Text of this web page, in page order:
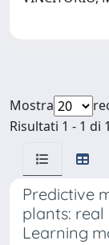
Mostra
Risultati 1 - 1 di
Predictive
plants:
Learning